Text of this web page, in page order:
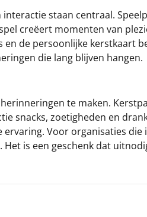
staan centraal.
creëert momenten van
de persoonlijke kerstkaart
die lang blijven hangen.
te maken.
snacks, zoetigheden en
Voor organisaties
is een geschenk dat